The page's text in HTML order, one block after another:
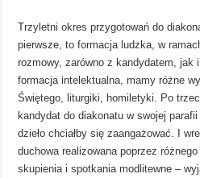
Trzyletni okres przygotowań do
pierwsze, to formacja ludzka, w
rozmowy, zarówno z kandydatem, jak
formacja intelektualna, mamy różne
Świętego, liturgiki, homiletyki. Po
kandydat do diakonatu w swojej
dzieło chciałby się zaangażować. I
duchowa realizowana poprzez
skupienia i spotkania modlitewne –